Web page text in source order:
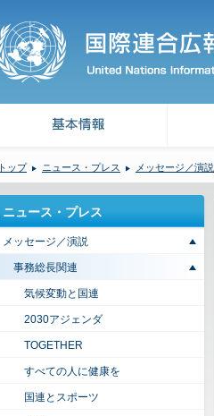
トップ ニュース・プレス メッセージ／演説
ニュース・プレス
メッセージ／演説
事務総長関連
気候変動と国連
2030アジェンダ
TOGETHER
すべての人に健康を
国連とスポーツ